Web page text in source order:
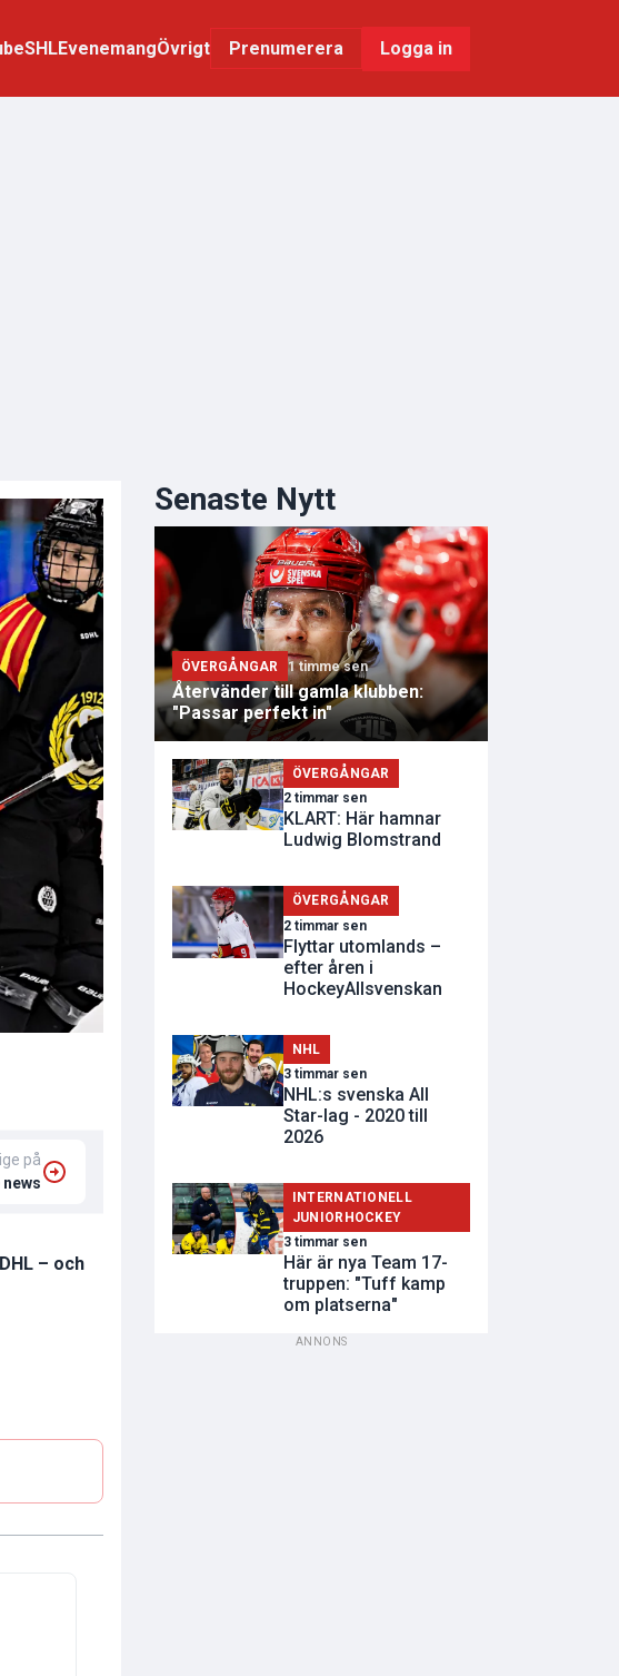
SHLEvenemangÖvrigt Prenumerera Logga in
på
– och
Senaste Nytt
ÖVERGÅNGAR 1 timme sen
Återvänder till gamla klubben:
"Passar perfekt in"
ÖVERGÅNGAR
2 timmar sen
KLART: Här hamnar
Ludwig Blomstrand
ÖVERGÅNGAR
2 timmar sen
Flyttar utomlands –
efter åren i
HockeyAllsvenskan
NHL
3 timmar sen
NHL:s svenska All
Star-lag - 2020 till
2026
INTERNATIONELL
JUNIORHOCKEY
3 timmar sen
Här är nya Team 17-
truppen: "Tuff kamp
om platserna"
ANNONS